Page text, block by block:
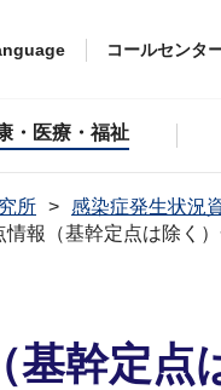
コールセンタ
・医療・福祉
所 感染症発生状況
報（基幹定点は除く）
幹定点